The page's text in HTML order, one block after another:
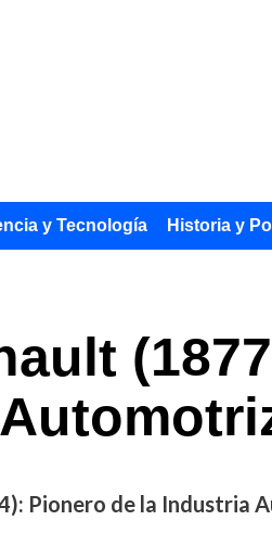
y Tecnología Historia y
Pionero de la Industria